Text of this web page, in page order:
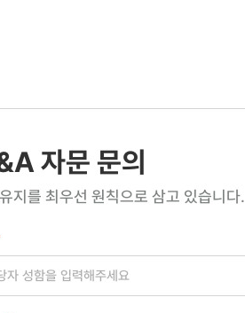
자문 문의
지를 최우선 원칙으로 삼고 있습니다.